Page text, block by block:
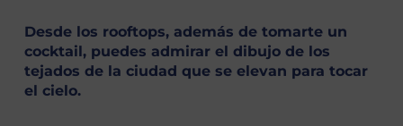
Desde los rooftops, además de tomarte un
cocktail, puedes admirar el dibujo de los
tejados de la ciudad que se elevan para tocar
el cielo.